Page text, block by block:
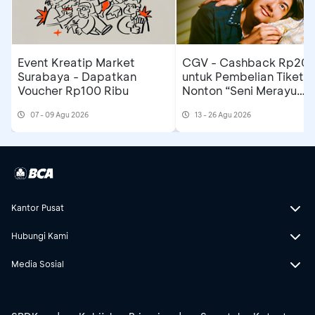
Berlaku untuk pembelian tiket Studio
Premiere
Berlaku 1 kali transaksi/hari/akun
Berlaku setiap hari Selasa
Tidak berlaku kelipatan &split transaksi
Tidak dapat digabungkan dengan promo
Event Kreatip Market
Surabaya - Dapatkan
Voucher Rp100 Ribu
07 - 09 Agu 2026
CGV - Cashback Rp20 ribu
untuk Pembelian Tiket
Nonton “Seni Merayu
13 - 26 Agu 2026
Kantor Pusat
Hubungi Kami
Media Sosial